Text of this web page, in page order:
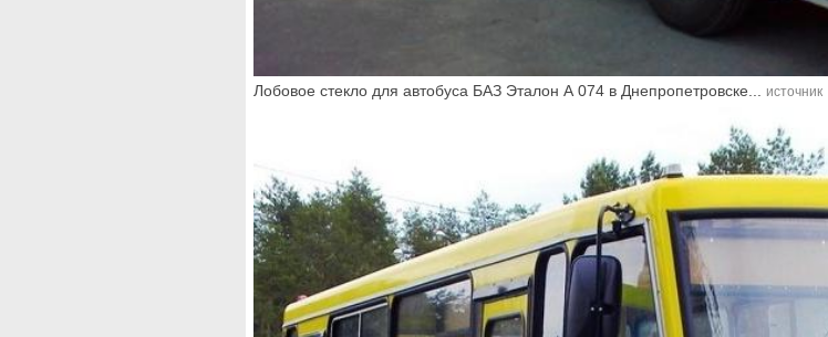
Лобовое стекло для автобуса БАЗ Эталон А 074 в Днепропетровске... источник